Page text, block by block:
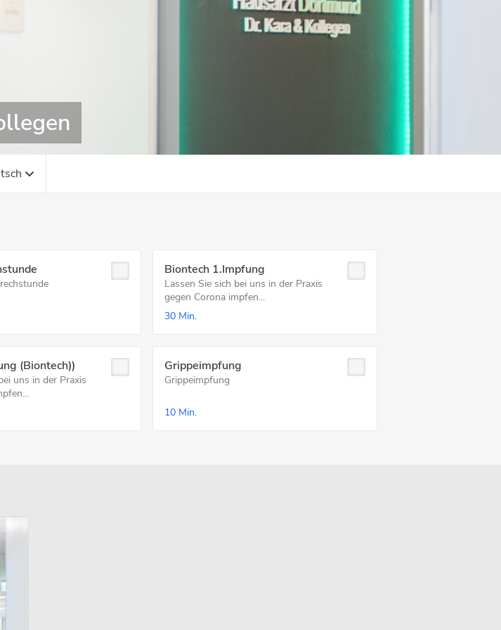
Biontech 1.Impfung
Lassen Sie sich bei uns in der Praxis
gegen Corona impfen...
30 Min.
(Biontech))
uns in der Praxis
Grippeimpfung
Grippeimpfung
10 Min.